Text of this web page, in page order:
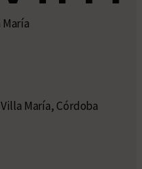
María, Córdoba